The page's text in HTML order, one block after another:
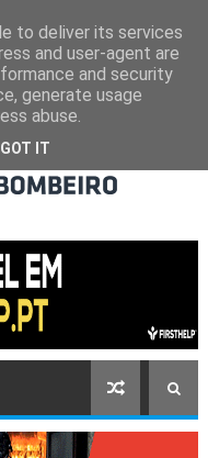
to deliver its services
and user-agent are
and security
generate usage
abuse.
GOT IT